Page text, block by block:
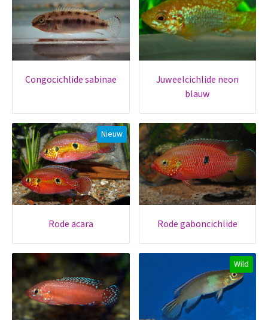
congocichlide sabinae
juweelcichlide neon
blauw
Nieuw
rode acara rode gaboncichlide
Wild